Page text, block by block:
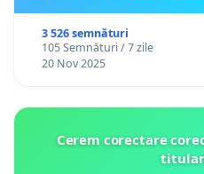
3 526 semnături
105 Semnături / 7 zile
20 Nov 2025
Cerem corectare